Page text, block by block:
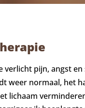
verlicht pijn, angst
weer normaal, het
lichaam